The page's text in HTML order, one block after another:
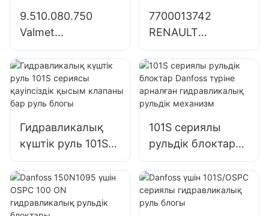
сорғы SJ21032
9.510.080.750
Valmet
тракторларына
арналған
гидравликалық
сорғы тісті сорғы
7700013742
RENAULT
Тракторына
арналған
гидравликалық
сорғы редукторы
Гидравликалық
күштік руль 101S
сериясы
қауіпсіздік қысым
клапаны бар руль
блогы
101S сериялы
рульдік блоктар
Danfoss түріне
арналған
гидравликалық
рульдік механизм